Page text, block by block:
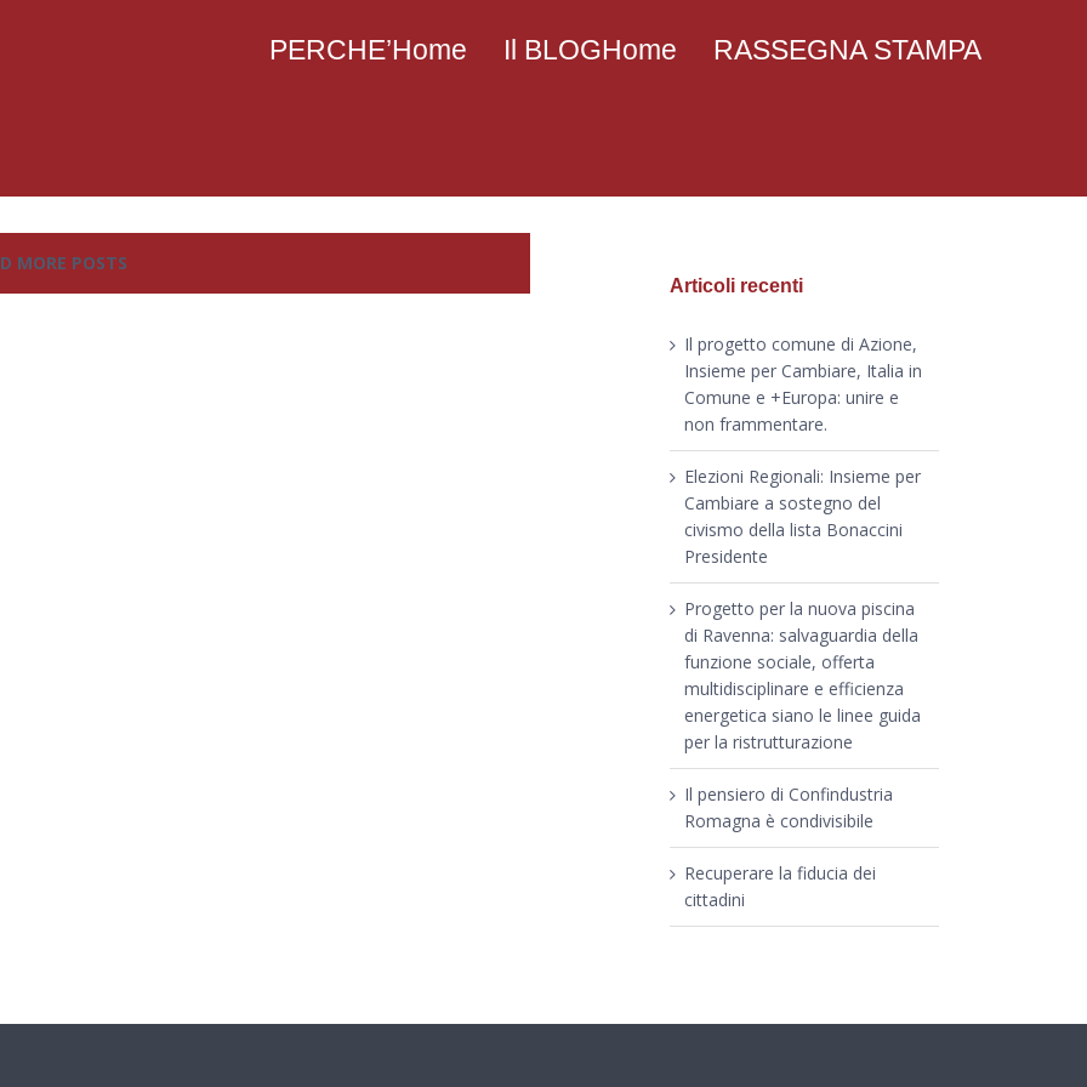
PERCHE’Home Il BLOGHome RASSEGNA STAMPA
MORE POSTS
Articoli recenti
Il progetto comune di Azione,
Insieme per Cambiare, Italia in
Comune e +Europa: unire e
non frammentare.
Elezioni Regionali: Insieme per
Cambiare a sostegno del
civismo della lista Bonaccini
Presidente
Progetto per la nuova piscina
di Ravenna: salvaguardia della
funzione sociale, offerta
multidisciplinare e efficienza
energetica siano le linee guida
per la ristrutturazione
Il pensiero di Confindustria
Romagna è condivisibile
Recuperare la fiducia dei
cittadini